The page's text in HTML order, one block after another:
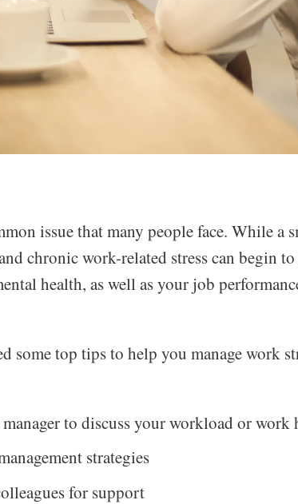
issue that many people face. While a
chronic work-related stress can begin
health, as well as your job
some top tips to help you manage work
to discuss your workload or work
strategies
for support